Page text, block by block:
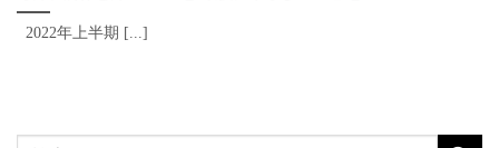
2022年上半期 [...]